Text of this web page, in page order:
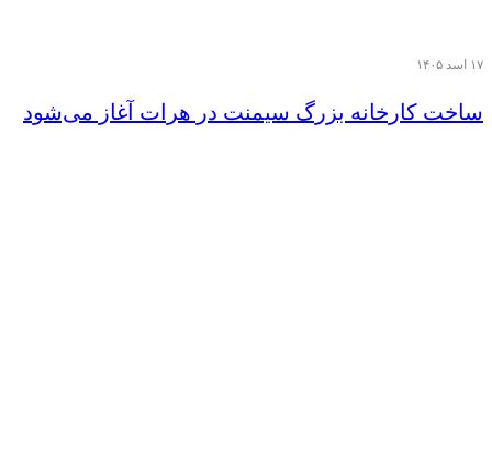
۱۷ اسد ۱۴۰۵
ساخت کارخانه بزرگ سیمنت در هرات آغاز می‌شود